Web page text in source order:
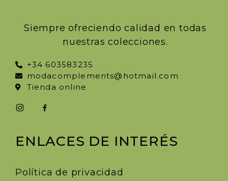
Siempre ofreciendo calidad en todas
nuestras colecciones.
+34 603583235
modacomplements@hotmail.com
Tienda online
ENLACES DE INTERÉS
Política de privacidad